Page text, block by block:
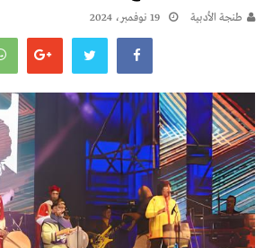
طنجة الأدبية 19 نوفمبر، 2024